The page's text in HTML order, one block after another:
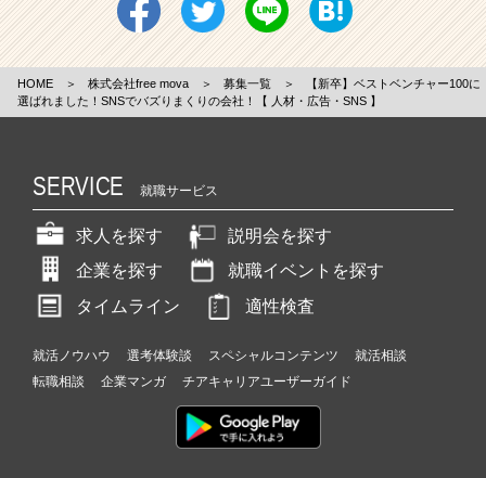
HOME ＞ 株式会社free mova ＞ 募集一覧 ＞
【新卒】ベストベンチャー100に
選ばれました！SNSでバズりまくりの会社！【 人材・広告・SNS 】
SERVICE 就職サービス
求人を探す
説明会を探す
企業を探す
就職イベントを探す
タイムライン
適性検査
就活ノウハウ 選考体験談 スペシャルコンテンツ
就活相談
転職相談
企業マンガ チアキャリアユーザーガイド